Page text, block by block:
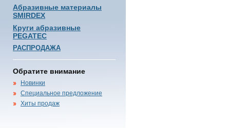
Абразивные материалы
SMIRDEX
Круги абразивные
PEGATEC
РАСПРОДАЖА
Обратите внимание
Новинки
Специальное предложение
Хиты продаж